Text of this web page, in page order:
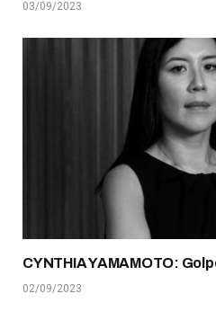
03/09/2023
CYNTHIA YAMAMOTO:
02/09/2023